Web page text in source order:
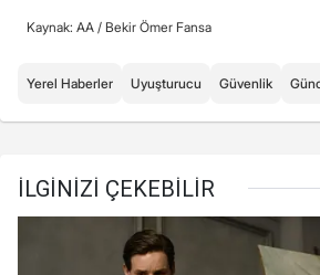
Kaynak: AA / Bekir Ömer Fansa
Yerel Haberler Uyuşturucu Güvenlik